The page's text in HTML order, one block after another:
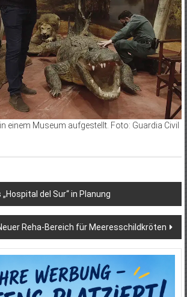
einem Museum aufgestellt. Foto: Guardia Civil
del Sur“ in Planung
Reha-Bereich für Meeresschildkröten